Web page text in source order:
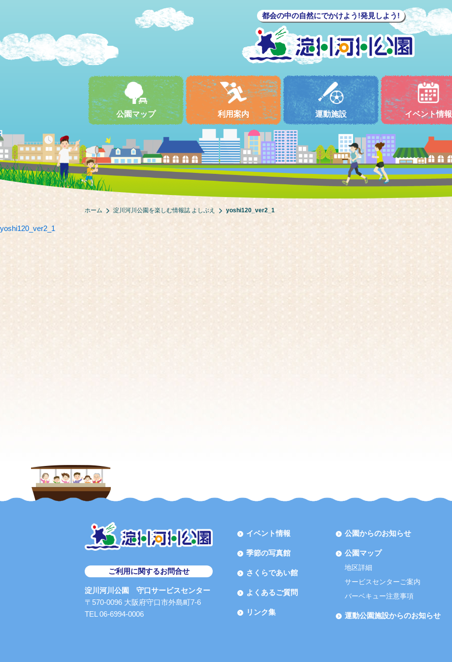
都会の中の自然にでかけよう!発見しよう!
公園マップ 利用案内 運動施設 イベント情報
ホーム 淀川河川公園を楽しむ情報誌 よしぶえ yoshi120_ver2_1
yoshi120_ver2_1
ご利用に関するお問合せ
淀川河川公園 守口サービスセンター
〒570-0096 大阪府守口市外島町7-6
TEL 06-6994-0006
イベント情報
季節の写真館
さくらであい館
よくあるご質問
リンク集
公園からのお知らせ
公園マップ
地区詳細
サービスセンターご案内
バーベキュー注意事項
運動公園施設からのお知らせ